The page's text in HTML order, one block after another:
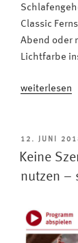
Classic
Abend oder
Lichtfarbe
„Das
Mit
weniger
–
und
weiterlesen
AM
12. JUNI
Keine
nutzen –